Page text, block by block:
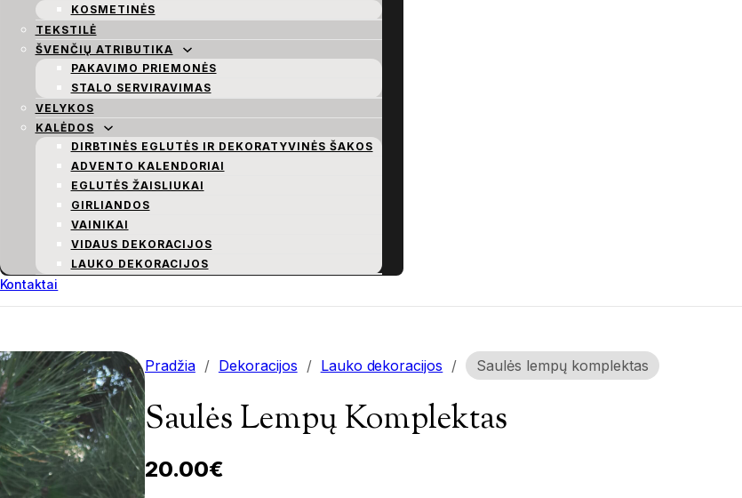
KOSMETINĖS
TEKSTILĖ
ŠVENČIŲ ATRIBUTIKA
PAKAVIMO PRIEMONĖS
STALO SERVIRAVIMAS
VELYKOS
KALĖDOS
DIRBTINĖS EGLUTĖS IR DEKORATYVINĖS ŠAKOS
ADVENTO KALENDORIAI
EGLUTĖS ŽAISLIUKAI
GIRLIANDOS
VAINIKAI
VIDAUS DEKORACIJOS
LAUKO DEKORACIJOS
Kontaktai
Pradžia / Dekoracijos / Lauko dekoracijos / Saulės lempų komplektas
Saulės Lempų Komplektas
20.00€